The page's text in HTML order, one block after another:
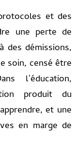
et des
une perte de
des démissions,
soin, censé être
l’éducation,
produit du
et une
en marge de